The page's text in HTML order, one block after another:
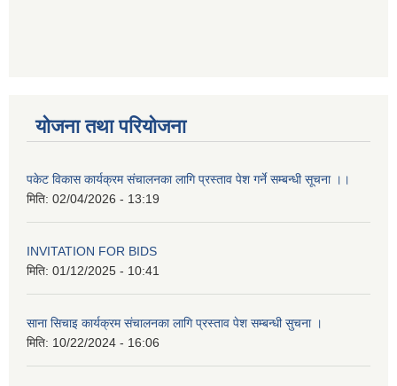
योजना तथा परियोजना
पकेट विकास कार्यक्रम संचालनका लागि प्रस्ताव पेश गर्ने सम्बन्धी सूचना ।।
मिति: 02/04/2026 - 13:19
INVITATION FOR BIDS
मिति: 01/12/2025 - 10:41
साना सिचाइ कार्यक्रम संचालनका लागि प्रस्ताव पेश सम्बन्धी सुचना ।
मिति: 10/22/2024 - 16:06